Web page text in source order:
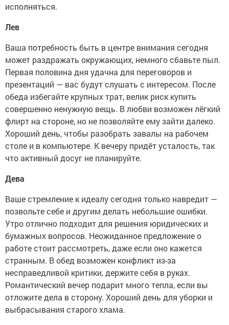
исполняться.
Лев
Ваша потребность быть в центре внимания сегодня
может раздражать окружающих, немного сбавьте пыл.
Первая половина дня удачна для переговоров и
презентаций — вас будут слушать с интересом. После
обеда избегайте крупных трат, велик риск купить
совершенно ненужную вещь. В любви возможен лёгкий
флирт на стороне, но не позволяйте ему зайти далеко.
Хороший день, чтобы разобрать завалы на рабочем
столе и в компьютере. К вечеру придёт усталость, так
что активный досуг не планируйте.
Дева
Ваше стремление к идеалу сегодня только навредит —
позвольте себе и другим делать небольшие ошибки.
Утро отлично подходит для решения юридических и
бумажных вопросов. Неожиданное предложение о
работе стоит рассмотреть, даже если оно кажется
странным. В обед возможен конфликт из-за
несправедливой критики, держите себя в руках.
Романтический вечер подарит много тепла, если вы
отложите дела в сторону. Хороший день для уборки и
выбрасывания старого хлама.